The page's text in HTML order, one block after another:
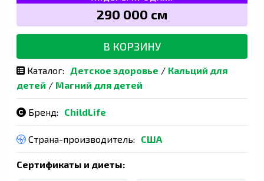
290 000 сӯм
В КОРЗИНУ
Каталог: Детское здоровье / Кальций для
детей / Магний для детей
Бренд: ChildLife
Страна-производитель: США
Сертификаты и диеты: